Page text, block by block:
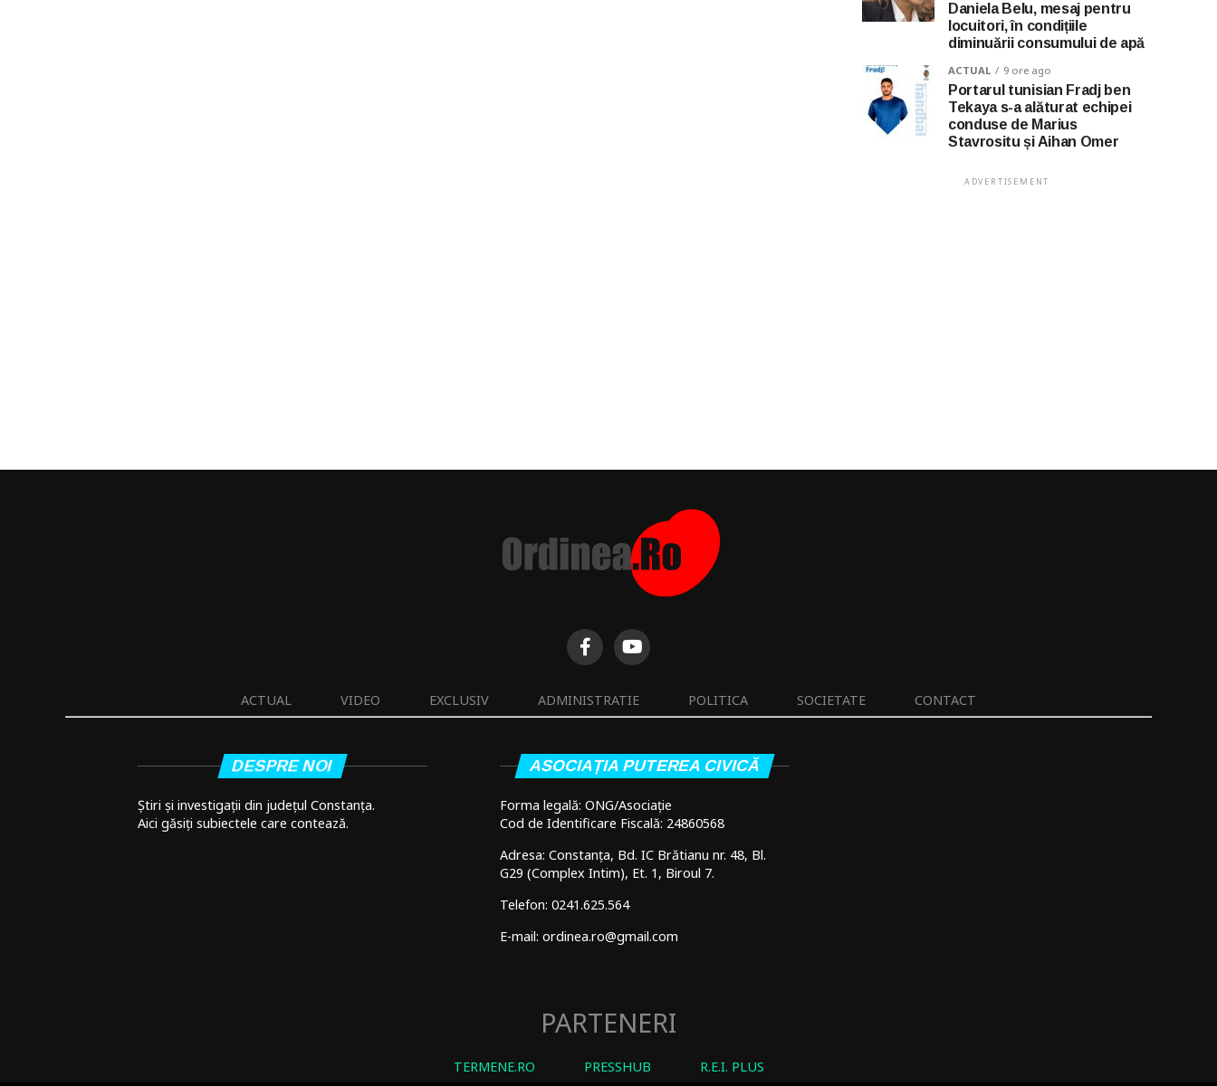
Daniela Belu, mesaj pentru
locuitori, în condițiile
diminuării consumului de apă
ACTUAL 9 ore ago
Portarul tunisian Fradj ben
Tekaya s-a alăturat echipei
conduse de Marius
Stavrositu și Aihan Omer
ADVERTISEMENT
ACTUAL VIDEO EXCLUSIV ADMINISTRATIE POLITICA SOCIETATE CONTACT
DESPRE NOI
Știri și investigații din județul Constanța.
Aici găsiți subiectele care contează.
ASOCIAȚIA PUTEREA CIVICĂ
Forma legală: ONG/Asociație
Cod de Identificare Fiscală: 24860568
Adresa: Constanța, Bd. IC Brătianu nr. 48, Bl.
G29 (Complex Intim), Et. 1, Biroul 7.
Telefon: 0241.625.564
E-mail: ordinea.ro@gmail.com
PARTENERI
TERMENE.RO PRESSHUB R.E.I. PLUS